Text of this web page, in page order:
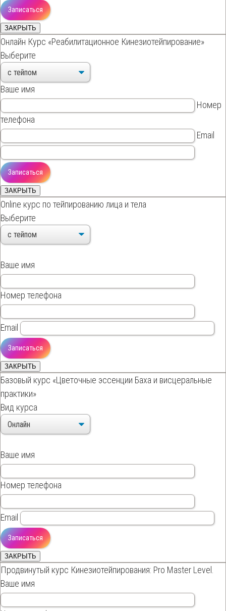
ЗАКРЫТЬ
Онлайн Курс «Реабилитационное Кинезиотейпирование»
Выберите
Ваше имя
Номер
телефона
Email
ЗАКРЫТЬ
Online курс по тейпированию лица и тела
Выберите
Ваше имя
Номер телефона
Email
ЗАКРЫТЬ
Базовый курс «Цветочные эссенции Баха и висцеральные
практики»
Вид курса
Ваше имя
Номер телефона
Email
ЗАКРЫТЬ
Продвинутый курс Кинезиотейпирования: Pro Master Level.
Ваше имя